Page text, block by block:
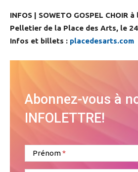
INFOS | SOWETO GOSPEL CHOIR
Pelletier de la Place des Arts, le
Infos et billets : placedesarts.com
Abonnez-vous à
INFOLETTRE!
Prénom